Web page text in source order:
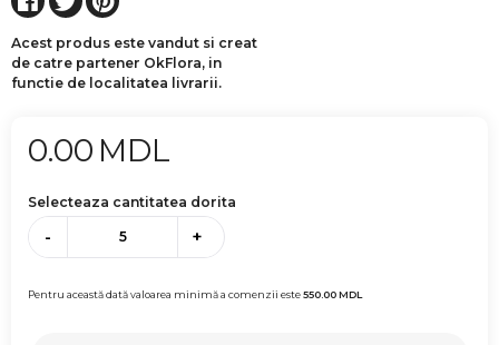
Acest produs este vandut si creat
de catre partener OkFlora, in
functie de localitatea livrarii.
0.00 MDL
Selecteaza cantitatea dorita
- +
Pentru această dată valoarea minimă a comenzii este550.00MDL